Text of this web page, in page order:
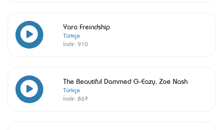
Yaro Freindship
Türkçe
İndir: 910
The Beautiful Dammed G-Eazy, Zoe Nash
Türkçe
İndir: 867